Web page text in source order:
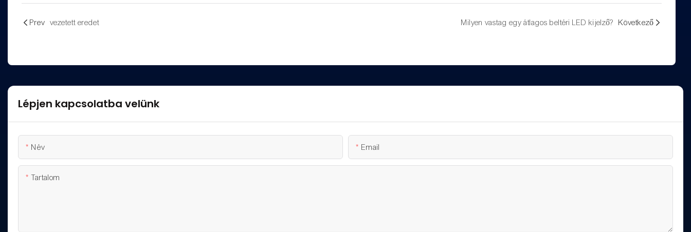
Prev vezetett eredet Milyen vastag egy átlagos beltéri LED kijelző? Következő
Lépjen kapcsolatba velünk
Név Email
Tartalom